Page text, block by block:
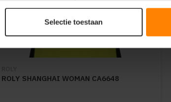
Selectie toestaan
ROLY SHANGHAI WOMAN CA6648